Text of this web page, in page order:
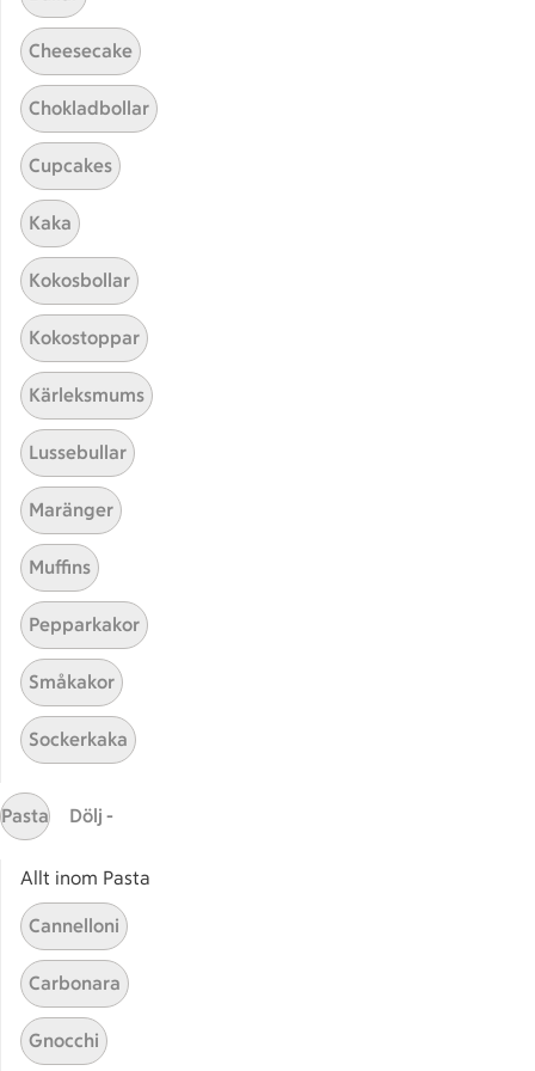
Hittade inget recept
Testa att söka på något nytt, eller ta bort något av
Sallad
Här hittar du alla goda recept du har sparat och
Sidfot
Start
Cheesecake
Chokladbollar
Cupcakes
Kaka
Kokosbollar
Kokostoppar
Kärleksmums
Lussebullar
Maränger
Muffins
Pepparkakor
Småkakor
Sockerkaka
Pasta Dölj -
Allt inom Pasta
Cannelloni
Carbonara
Gnocchi